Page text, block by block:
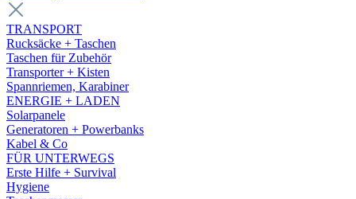
TRANSPORT
Rucksäcke + Taschen
Taschen für Zubehör
Transporter + Kisten
Spannriemen, Karabiner
ENERGIE + LADEN
Solarpanele
Generatoren + Powerbanks
Kabel & Co
FÜR UNTERWEGS
Erste Hilfe + Survival
Hygiene